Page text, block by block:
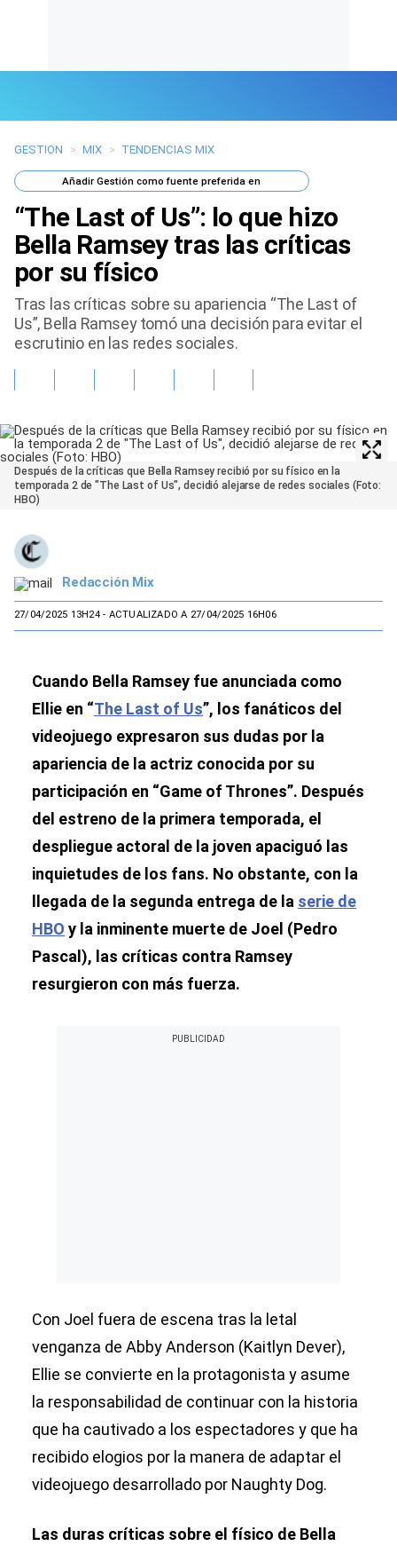
Últimas Noticias
Mi Bolsillo
Respuestas
Gente
Vida Laboral
Sports
GESTION > MIX > TENDENCIAS MIX
AñadirGestión como fuente preferida en
“The Last of Us”: lo que hizo
Bella Ramsey tras las críticas
por su físico
Tras las críticas sobre su apariencia “The Last of
Us”, Bella Ramsey tomó una decisión para evitar el
escrutinio en las redes sociales.
Después de la críticas que Bella Ramsey recibió por su físico en la
temporada 2 de "The Last of Us", decidió alejarse de redes sociales (Foto:
HBO)
Redacción Mix
27/04/2025 13H24- ACTUALIZADO A 27/04/2025 16H06
Cuando Bella Ramsey fue anunciada como
Ellie en “The Last of Us”, los fanáticos del
videojuego expresaron sus dudas por la
apariencia de la actriz conocida por su
participación en “Game of Thrones”. Después
del estreno de la primera temporada, el
despliegue actoral de la joven apaciguó las
inquietudes de los fans. No obstante, con la
llegada de la segunda entrega de la serie de
HBO y la inminente muerte de Joel (Pedro
Pascal), las críticas contra Ramsey
resurgieron con más fuerza.
Con Joel fuera de escena tras la letal
venganza de Abby Anderson (Kaitlyn Dever),
Ellie se convierte en la protagonista y asume
la responsabilidad de continuar con la historia
que ha cautivado a los espectadores y que ha
recibido elogios por la manera de adaptar el
videojuego desarrollado por Naughty Dog.
Las duras críticas sobre el físico de Bella